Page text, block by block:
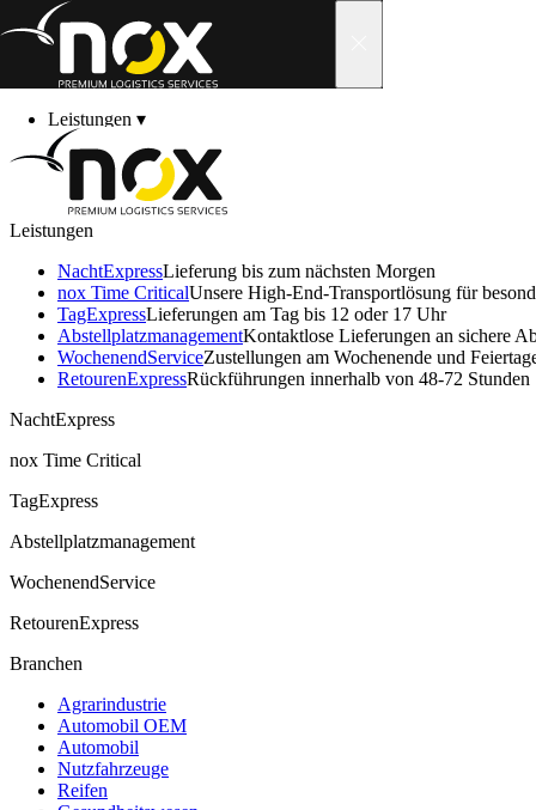
Skip to content
Leistungen ▾
Branchen
Über uns ▾
Neuigkeiten▾
Karriere▾
Kontakt
Leistungen
NachtExpressLieferung bis zum nächsten Morgen
nox Time CriticalUnsere High-End-Transportlösung für
TagExpressLieferungen am Tag bis 12 oder 17 Uhr
Abstell­platz­manage­mentKontaktlose Lieferungen an sichere
Wochenend­ServiceZustellungen am Wochenende und
Retouren­ExpressRückführungen innerhalb von 48-72 Stunden
NachtExpress
nox Time Critical
TagExpress
Abstell­platz­manage­ment
Wochenend­Service
Retouren­Express
Branchen
Agrarindustrie
Automobil OEM
Automobil
Nutzfahrzeuge
Reifen
Neue batterieelektrische Transporter für